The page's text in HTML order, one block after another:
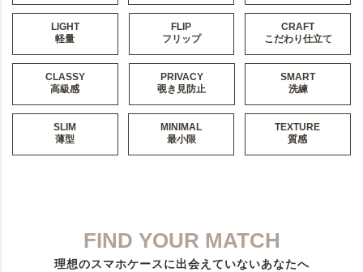
LIGHT
軽量
FLIP
フリップ
CRAFT
こだわり仕立て
CLASSY
高級感
PRIVACY
覗き見防止
SMART
洗練
SLIM
薄型
MINIMAL
最小限
TEXTURE
質感
FIND YOUR MATCH
理想のスマホケースに出会えていないあなたへ